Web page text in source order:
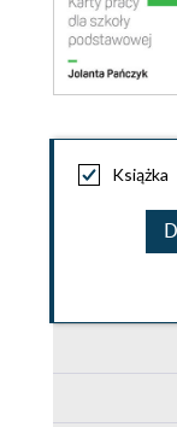
Książka